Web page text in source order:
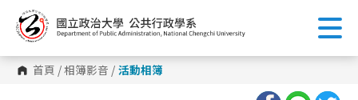
到
主
內
容 首頁 /相簿影音 / 活動相簿